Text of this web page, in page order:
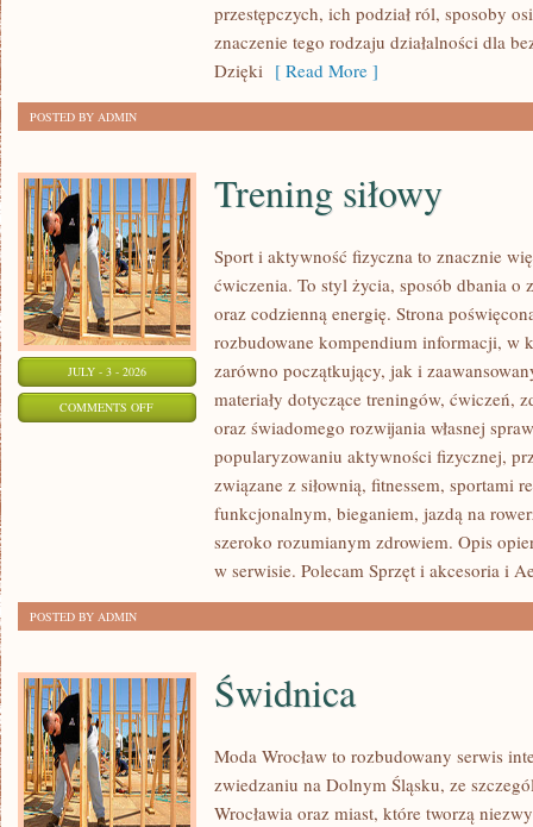
przestępczych, ich podział ról, sposoby
znaczenie tego rodzaju działalności dla
Dzięki [ Read More ]
POSTED BY ADMIN
JULY - 3 - 2026
COMMENTS OFFON
Trening siłowy
Sport i aktywność fizyczna to znacznie
ćwiczenia. To styl życia, sposób dbania o
oraz codzienną energię. Strona
rozbudowane kompendium informacji, w
zarówno początkujący, jak i
materiały dotyczące treningów, ćwiczeń,
oraz świadomego rozwijania własnej
popularyzowaniu aktywności fizycznej,
związane z siłownią, fitnessem, sportami
funkcjonalnym, bieganiem, jazdą na
szeroko rozumianym zdrowiem. Opis
w serwisie. Polecam Sprzęt i akcesoria i
POSTED BY ADMIN
Świdnica
Moda Wrocław to rozbudowany serwis
zwiedzaniu na Dolnym Śląsku, ze
Wrocławia oraz miast, które tworzą